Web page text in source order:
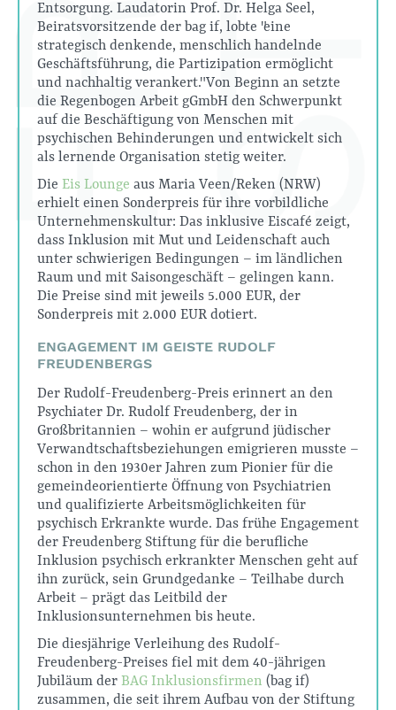
Entsorgung. Laudatorin Prof. Dr. Helga Seel,
Beiratsvorsitzende der bag if, lobte "eine
strategisch denkende, menschlich handelnde
Geschäftsführung, die Partizipation ermöglicht
und nachhaltig verankert." Von Beginn an setzte
die Regenbogen Arbeit gGmbH den Schwerpunkt
auf die Beschäftigung von Menschen mit
psychischen Behinderungen und entwickelt sich
als lernende Organisation stetig weiter.
Die Eis Lounge aus Maria Veen/Reken (NRW)
erhielt einen Sonderpreis für ihre vorbildliche
Unternehmenskultur: Das inklusive Eiscafé zeigt,
dass Inklusion mit Mut und Leidenschaft auch
unter schwierigen Bedingungen – im ländlichen
Raum und mit Saisongeschäft – gelingen kann.
Die Preise sind mit jeweils 5.000 EUR, der
Sonderpreis mit 2.000 EUR dotiert.
ENGAGEMENT IM GEISTE RUDOLF
FREUDENBERGS
Der Rudolf-Freudenberg-Preis erinnert an den
Psychiater Dr. Rudolf Freudenberg, der in
Großbritannien – wohin er aufgrund jüdischer
Verwandtschaftsbeziehungen emigrieren musste –
schon in den 1930er Jahren zum Pionier für die
gemeindeorientierte Öffnung von Psychiatrien
und qualifizierte Arbeitsmöglichkeiten für
psychisch Erkrankte wurde. Das frühe Engagement
der Freudenberg Stiftung für die berufliche
Inklusion psychisch erkrankter Menschen geht auf
ihn zurück, sein Grundgedanke – Teilhabe durch
Arbeit – prägt das Leitbild der
Inklusionsunternehmen bis heute.
Die diesjährige Verleihung des Rudolf-
Freudenberg-Preises fiel mit dem 40-jährigen
Jubiläum der BAG Inklusionsfirmen (bag if)
zusammen, die seit ihrem Aufbau von der Stiftung